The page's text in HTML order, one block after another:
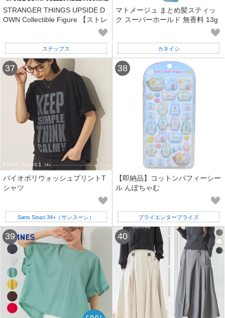
STRANGER THINGS UPSIDE D
OWN Collectible Figure 【ストレ
ンジャーシングス フィギュア】
ステップス
マトメージュ まとめ髪スティッ
ク スーパーホールド 無香料 13g
カネイシ
バイオポリウォッシュプリントT
シャツ
Sans Souci 34+（サンスーシ）
【即納品】コットンパフィーシー
ル んぽちゃむ
ブライエンタープライズ